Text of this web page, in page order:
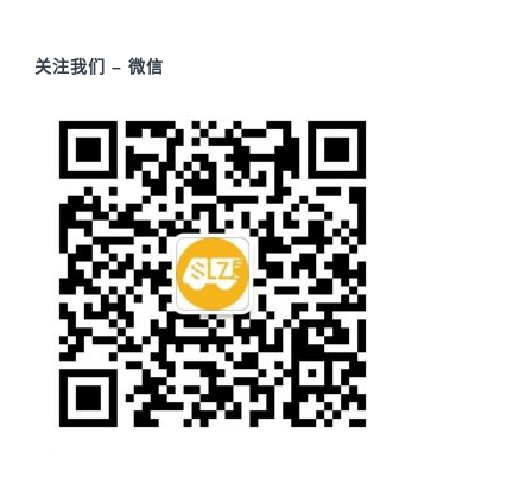
关注我们 – 微信